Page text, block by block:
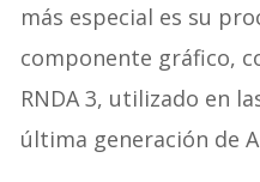
más especial es su
componente gráfico,
RNDA 3, utilizado en
última generación de